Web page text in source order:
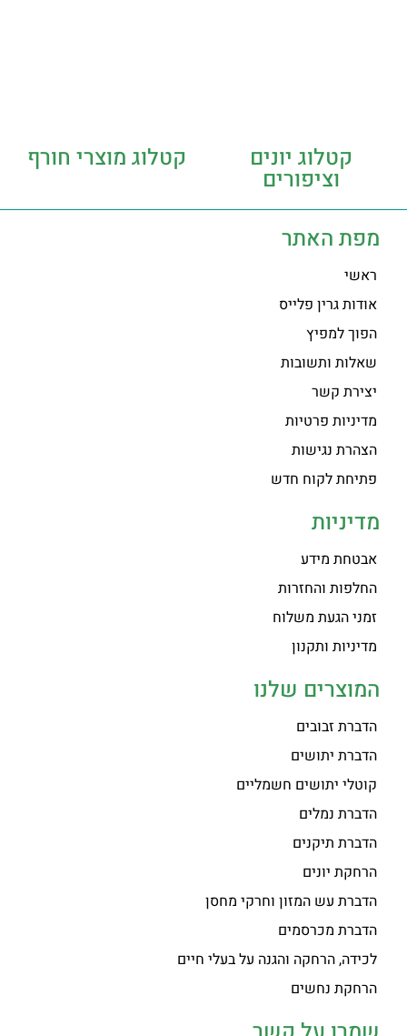
קטלוג יונים
וציפורים
קטלוג מוצרי חורף
מפת האתר
ראשי
אודות גרין פלייס
הפוך למפיץ
שאלות ותשובות
יצירת קשר
מדיניות פרטיות
הצהרת נגישות
פתיחת לקוח חדש
מדיניות
אבטחת מידע
החלפות והחזרות
זמני הגעת משלוח
מדיניות ותקנון
המוצרים שלנו
הדברת זבובים
הדברת יתושים
קוטלי יתושים חשמליים
הדברת נמלים
הדברת תיקנים
הרחקת יונים
הדברת עש המזון וחרקי מחסן
הדברת מכרסמים
לכידה, הרחקה והגנה על בעלי חיים
הרחקת נחשים